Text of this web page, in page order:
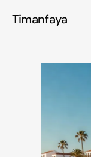
Timanfaya